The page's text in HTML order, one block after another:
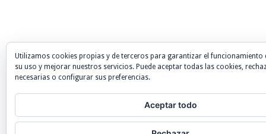
Utilizamos cookies propias y de terceros para garantizar el funcionamiento
su uso y mejorar nuestros servicios. Puede aceptar todas las cookies,
necesarias o configurar sus preferencias.
Aceptar todo